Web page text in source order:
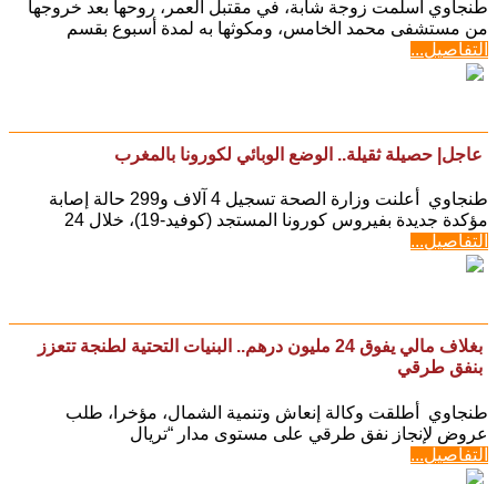
طنجاوي أسلمت زوجة شابة، في مقتبل العمر، روحها بعد خروجها
من مستشفى محمد الخامس، ومكوثها به لمدة أسبوع بقسم
التفاصيل...
عاجل| حصيلة ثقيلة.. الوضع الوبائي لكورونا بالمغرب
طنجاوي أعلنت وزارة الصحة تسجيل 4 آلاف و299 حالة إصابة
مؤكدة جديدة بفيروس كورونا المستجد (كوفيد-19)، خلال 24
التفاصيل...
بغلاف مالي يفوق 24 مليون درهم.. البنيات التحتية لطنجة تتعزز
بنفق طرقي
طنجاوي أطلقت وكالة إنعاش وتنمية الشمال، مؤخرا، طلب
عروض لإنجاز نفق طرقي على مستوى مدار “تريال
التفاصيل...